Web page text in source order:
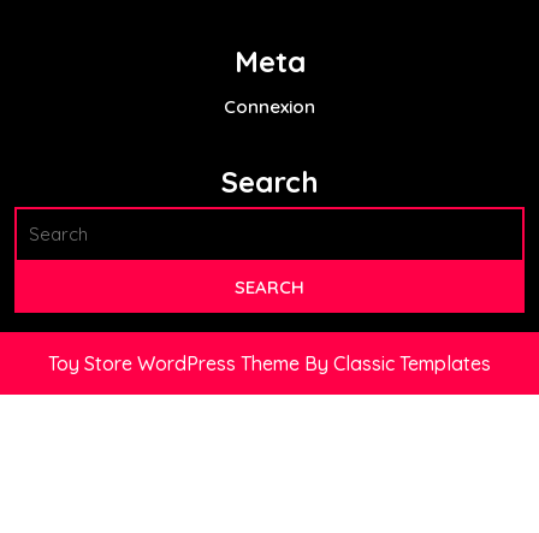
Meta
Connexion
Search
Toy Store WordPress Theme By Classic Templates